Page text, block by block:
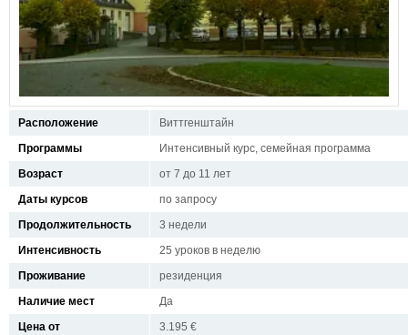
Расположение
Виттгенштайн
Программы
Интенсивный курс, семейная программа
Возраст
от 7 до 11 лет
Даты курсов
по запросу
Продолжительность
3 недели
Интенсивность
25 уроков в неделю
Проживание
резиденция
Наличие мест
Да
Цена от
3.195 €